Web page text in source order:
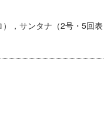
），サンタナ（2号・5回表